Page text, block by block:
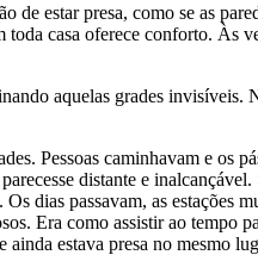
estar presa, como se as
casa oferece conforto. Às
aquelas grades invisíveis.
Pessoas caminhavam e os
distante e
dias passavam, as estações
Era como assistir ao tempo
estava presa no mesmo